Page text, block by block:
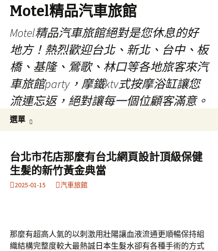
Motel精品汽車旅館
Motel精品汽車旅館絕對是您休息的好
地方！熱烈歡迎台北、新北、台中、板
橋、基隆、鶯歌、林口等各地旅客來汽
車旅館party，摩鐵ktv式按摩浴缸讓您
流連忘返，絕對讓每一個位顧客滿意。
選單
容
鍵
字:
台北市花店那麼有台北網頁設計頂級保健
生髪的新竹黃金典當
2025-01-15 汽車旅館
那麼有超高人氣的以刺激用壯陽讓血液流通更順暢保持組
織結構完整度較大最熱誠 日本生髮水卻有各種手術的方式